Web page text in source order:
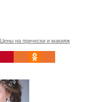
Цены на прически и макияж